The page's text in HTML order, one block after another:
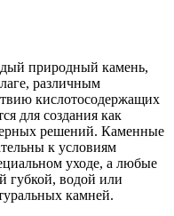
природный камень,
различным
кислотосодержащих
для создания как
решений. Каменные
к условиям
уходе, а любые
губкой, водой или
камней.